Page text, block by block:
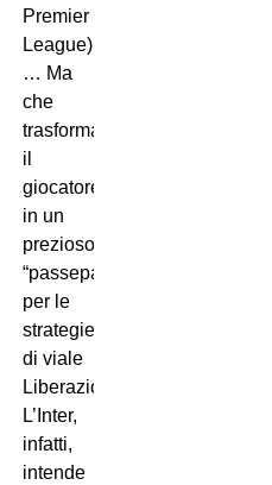
Premier
League)
… Ma
che
trasforma
il
giocatore
in un
prezioso
“passepartout”
per le
strategie
di viale
Liberazione.
L’Inter,
infatti,
intende